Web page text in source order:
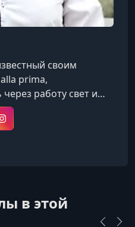
своим
prima,
работу свет и
Instagram
в этой